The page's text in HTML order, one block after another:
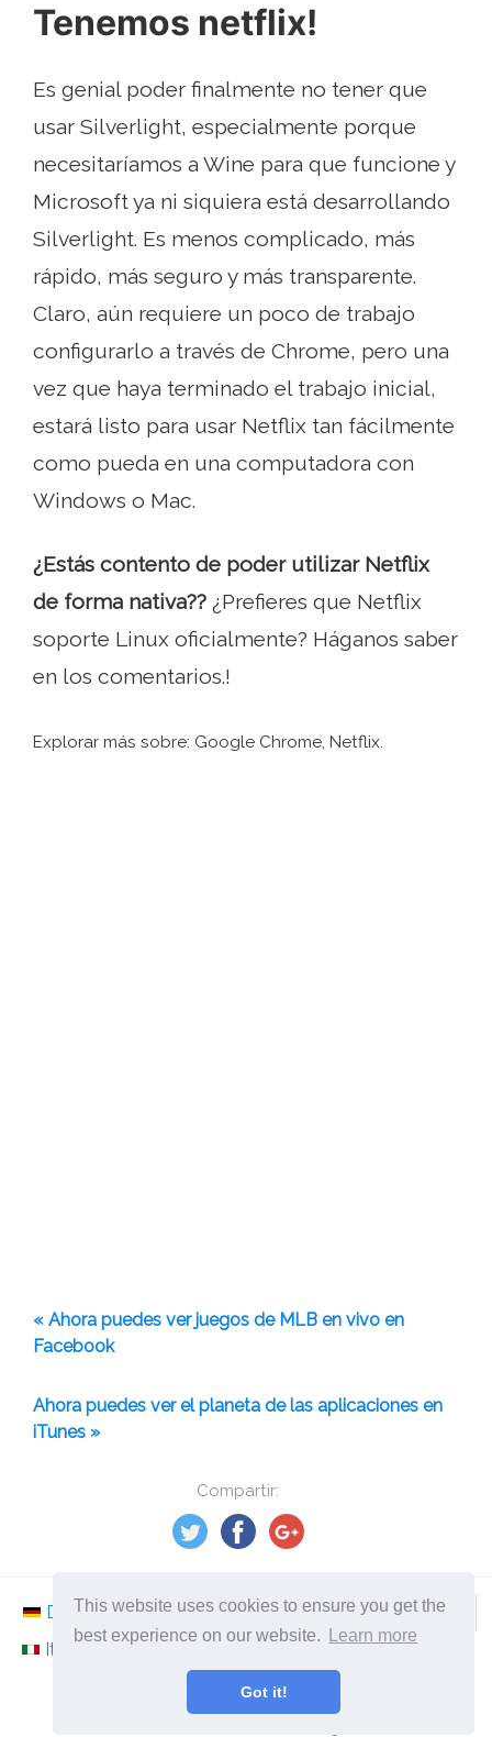
This website uses cookies to ensure you get the
best experience on our website.
Learn more
Got it!
Compartir:
Tenemos netflix!
Es genial poder finalmente no tener que
usar Silverlight, especialmente porque
necesitaríamos a Wine para que funcione y
Microsoft ya ni siquiera está desarrollando
Silverlight. Es menos complicado, más
rápido, más seguro y más transparente.
Claro, aún requiere un poco de trabajo
configurarlo a través de Chrome, pero una
vez que haya terminado el trabajo inicial,
estará listo para usar Netflix tan fácilmente
como pueda en una computadora con
Windows o Mac.
¿Estás contento de poder utilizar Netflix
de forma nativa?? ¿Prefieres que Netflix
soporte Linux oficialmente? Háganos saber
en los comentarios.!
Explorar más sobre: ​​Google Chrome, Netflix.
« Ahora puedes ver juegos de MLB en vivo en
Facebook
Ahora puedes ver el planeta de las aplicaciones en
iTunes »
Deutsch Nederlands Svenska
Norsk
Italiano
Español Românesc
es.ephesossoftware.com